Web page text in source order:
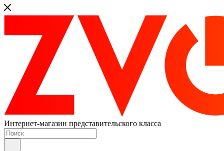
Интернет-магазин представительского класса